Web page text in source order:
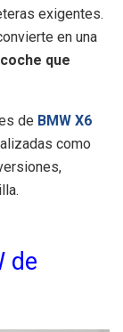
exigentes.
en una
que
de BMW X6
como
de